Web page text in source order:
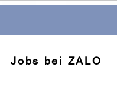
Jobs bei ZALO